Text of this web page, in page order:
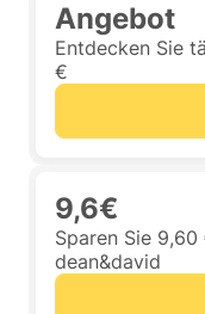
Angebot
Entdecken Sie
€
9,6€
Sparen Sie
dean&david